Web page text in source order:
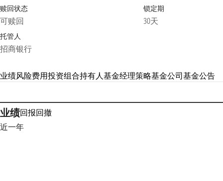
赎回状态
可赎回
锁定期
30天
托管人
招商银行
业绩风险费用投资组合持有人基金经理策略基金公司基金公告
业绩回报回撤
近一年